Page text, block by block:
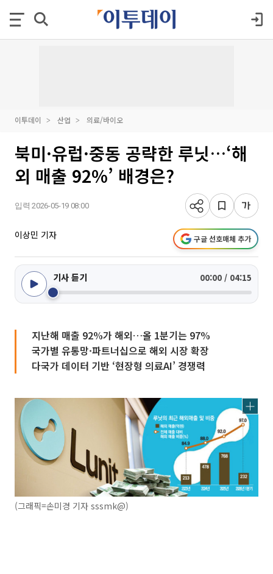
이투데이 산업 의료/바이오
북미·유럽·중동 공략한 루닛…‘해
외 매출 92%’ 배경은?
입력 2026-05-19 08:00
이상민 기자 구글 선호매체 추가
기사 듣기 00:00 / 04:15
지난해 매출 92%가 해외…올 1분기는 97%
국가별 유통망·파트너십으로 해외 시장 확장
다국가 데이터 기반 ‘현장형 의료AI’ 경쟁력
(그래픽=손미경 기자 sssmk@)